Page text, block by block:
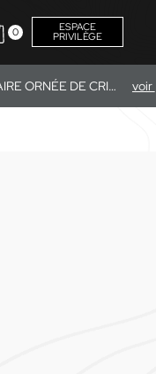
0 ESPACE
PRIVILÈGE
DÉCOUVREZ NOTRE CUVÉE ANNIVERSAIRE ORNÉE DE CRISTAUX SWAROVSKI®.